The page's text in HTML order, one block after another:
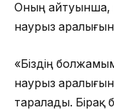
Оның айтуынша,
наурыз
«Біздің
наурыз
таралады. Бірақ